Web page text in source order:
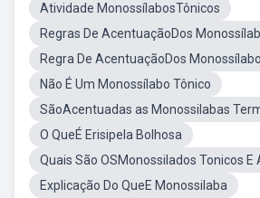
Atividade MonossílabosTônicos
Regras De AcentuaçãoDos
Regra De AcentuaçãoDos
Não É Um Monossílabo Tônico
SãoAcentuadas as Monossilabas
O QueÉ Erisipela Bolhosa
Quais São OSMonossilados Tonicos E
Explicação Do QueE Monossilaba